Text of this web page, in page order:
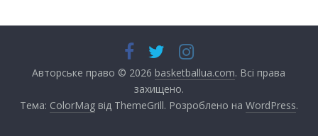
Авторське право © 2026 basketballua.com. Всі права
захищено.
Тема: ColorMagвід ThemeGrill. Розроблено на WordPress.